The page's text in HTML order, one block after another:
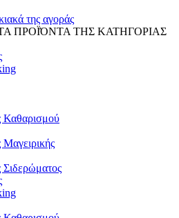
της αγοράς
ΠΡΟΪΌΝΤΑ ΤΗΣ ΚΑΤΗΓΟΡΙΑΣ
Καθαρισμού
Σιδερώματος